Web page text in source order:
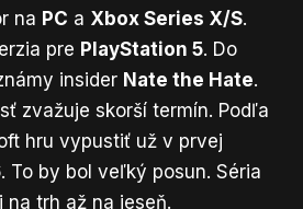
na PC a Xbox Series X/S.
pre PlayStation 5. Do
insider Nate the Hate.
zvažuje skorší termín. Podľa
hru vypustiť už v prvej
To by bol veľký posun. Séria
trh až na jeseň.